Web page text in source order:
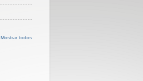
Mostrar todos